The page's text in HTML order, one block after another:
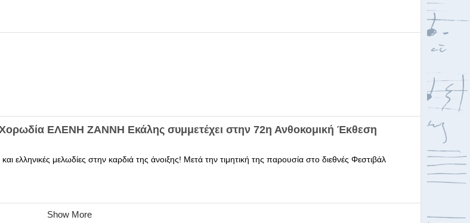
ΕΛΕΝΗ ΖΑΝΝΗ Εκάλης συμμετέχει στην 72η Ανθοκομική Έκθεση
ελληνικές μελωδίες στην καρδιά της άνοιξης! Μετά την τιμητική της παρουσία στο διεθνές Φεστιβάλ
Show More